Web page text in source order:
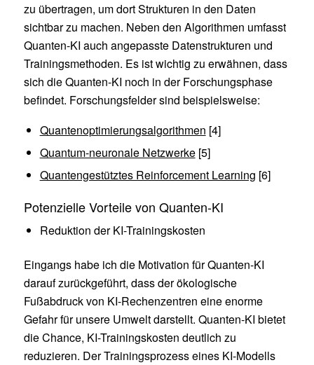
zu übertragen, um dort Strukturen in den Daten
sichtbar zu machen. Neben den Algorithmen umfasst
Quanten-KI auch angepasste Datenstrukturen und
Trainingsmethoden. Es ist wichtig zu erwähnen, dass
sich die Quanten-KI noch in der Forschungsphase
befindet. Forschungsfelder sind beispielsweise:
Quantenoptimierungsalgorithmen [4]
Quantum-neuronale Netzwerke[5]
Quantengestütztes Reinforcement Learning [6]
Potenzielle Vorteile von Quanten-KI
Reduktion der KI-Trainingskosten
Eingangs habe ich die Motivation für Quanten-KI
darauf zurückgeführt, dass der ökologische
Fußabdruck von KI-Rechenzentren eine enorme
Gefahr für unsere Umwelt darstellt. Quanten-KI bietet
die Chance, KI-Trainingskosten deutlich zu
reduzieren. Der Trainingsprozess eines KI-Modells